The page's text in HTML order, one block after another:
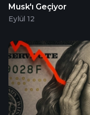
Musk'ı Geçiyor
Eylül 12